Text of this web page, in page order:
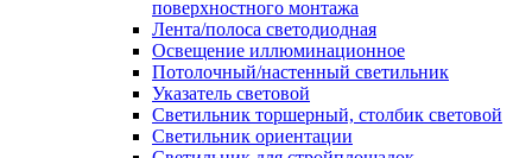
поверхностного монтажа
Лента/полоса светодиодная
Освещение иллюминационное
Потолочный/настенный светильник
Указатель световой
Светильник торшерный, столбик световой
Светильник ориентации